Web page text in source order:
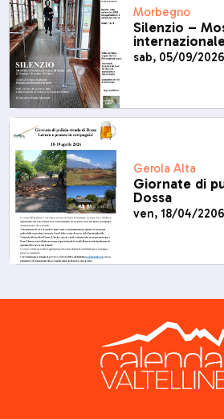
Morbegno
Silenzio –
sab, 05/09/2026
Gerola Alta
Giornate di
Dossa
ven, 18/04/2206